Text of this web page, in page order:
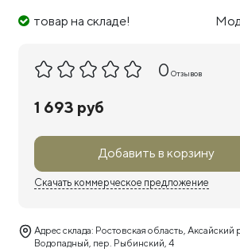
товар на складе!
0 Отзывов
1 693 руб
Добавить в корзину
Скачать коммерческое предложение
Адрес склада: Ростовская область, Аксайский
Водопадный, пер. Рыбинский, 4